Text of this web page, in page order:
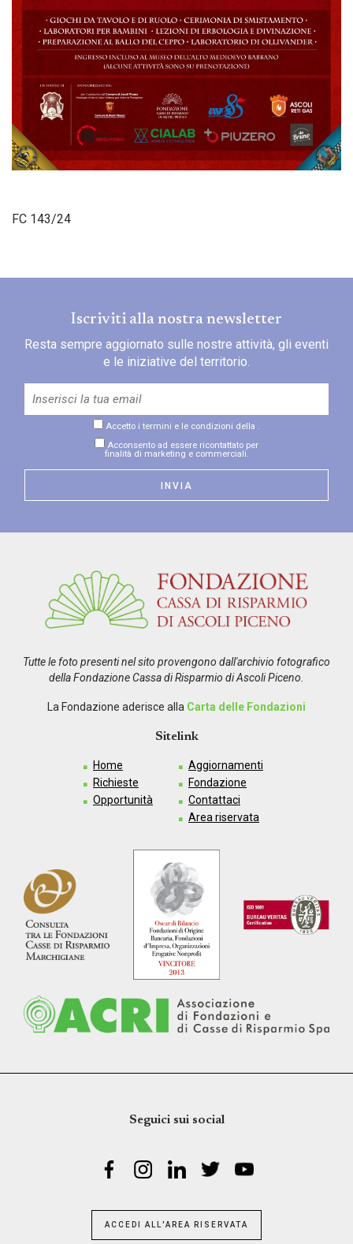
FC 143/24
Iscriviti alla nostra newsletter
Resta sempre aggiornato sulle nostre attività, gli eventi
e le iniziative del territorio.
Accetto i termini e le condizioni della .
Acconsento ad essere ricontattato per
finalità di marketing e commerciali.
Tutte le foto presenti nel sito provengono dall'archivio fotografico
della Fondazione Cassa di Risparmio di Ascoli Piceno.
La Fondazione aderisce alla Carta delle Fondazioni
Sitelink
Home
Richieste
Opportunità
Aggiornamenti
Fondazione
Contattaci
Area riservata
Seguici sui social
ACCEDI ALL'AREA RISERVATA